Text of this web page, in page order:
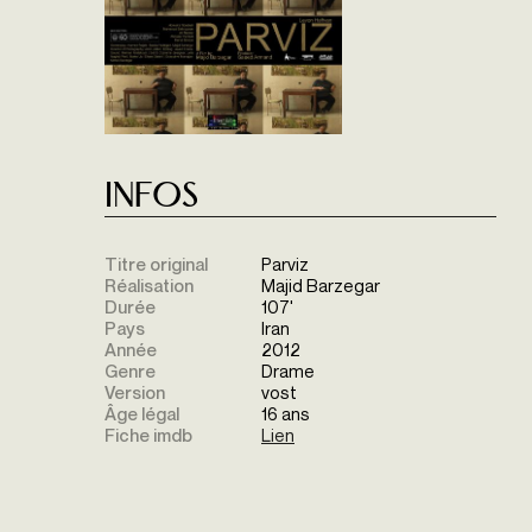
Infos
Titre original
Parviz
Réalisation
Majid Barzegar
Durée
107'
Pays
Iran
Année
2012
Genre
Drame
Version
vost
Âge légal
16 ans
Fiche imdb
Lien